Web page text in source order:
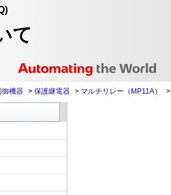
て
御機器 > 保護継電器 > マルチリレー（MP11A）